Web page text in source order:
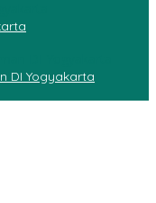
DI Yogyakarta